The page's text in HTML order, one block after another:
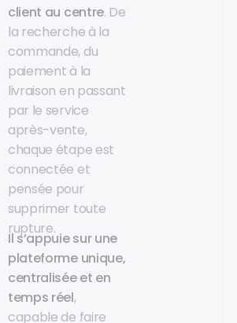
client au centre. De
la recherche à la
commande, du
paiement à la
livraison en passant
par le service
après-vente,
chaque étape est
connectée et
pensée pour
supprimer toute
rupture.
Il s’appuie sur une
plateforme unique,
centralisée et en
temps réel,
capable de faire